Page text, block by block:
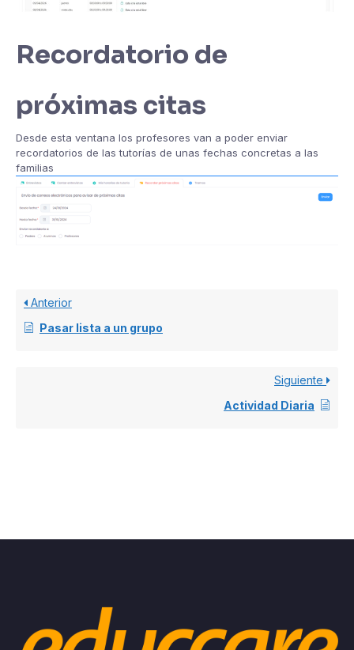
Recordatorio de
próximas citas
Desde esta ventana los profesores van a poder enviar
recordatorios de las tutorías de unas fechas concretas a las
familias
Anterior
Pasar lista a un grupo
Siguiente
Actividad Diaria